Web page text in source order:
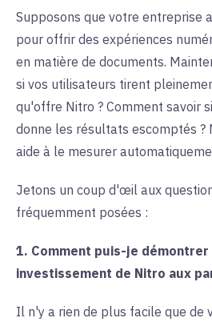
Supposons que votre entreprise
pour offrir des expériences
en matière de documents.
si vos utilisateurs tirent
qu'offre Nitro ? Comment savoir
donne les résultats escomptés ?
aide à le mesurer
Jetons un coup d'œil aux
fréquemment posées :
1. Comment puis-je
investissement de Nitro aux
Il n'y a rien de plus facile que de